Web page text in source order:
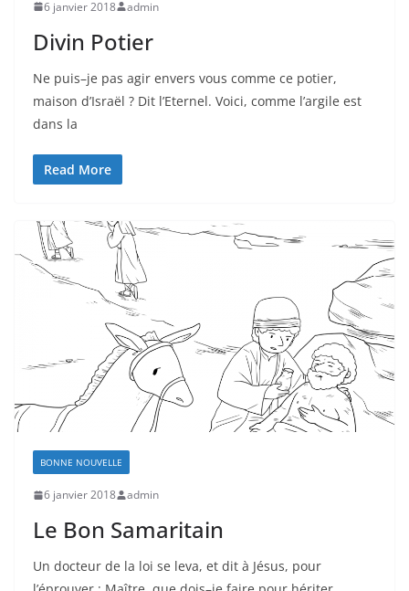
6 janvier 2018 admin
Divin Potier
Ne puis–je pas agir envers vous comme ce potier,
maison d’Israël ? Dit l’Eternel. Voici, comme l’argile est
dans la
Read More
BONNE NOUVELLE
6 janvier 2018 admin
Le Bon Samaritain
Un docteur de la loi se leva, et dit à Jésus, pour